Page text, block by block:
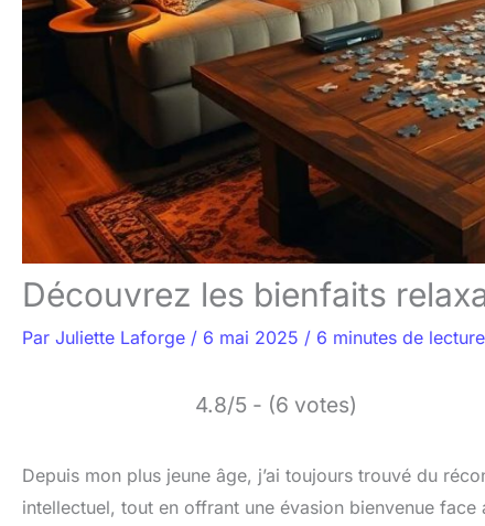
Découvrez les bienfaits
Par Juliette Laforge / 6 mai 2025 / 6 minutes de lecture
4.8/5 - (6 votes)
Depuis mon plus jeune âge, j’ai toujours trouvé du
intellectuel, tout en offrant une évasion bienvenue